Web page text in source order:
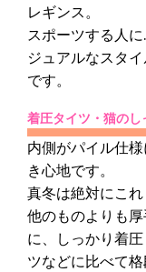
レギンス。
スポーツする人
ジュアルなスタ
です。
着圧タイツ・猫のし
内側がパイル仕
き心地です。
真冬は絶対にこれ
他のものよりも
に、しっかり着
ツなどに比べて格